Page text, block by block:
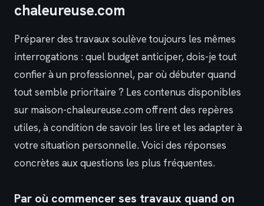
chaleureuse.com
Préparer des travaux soulève toujours les mêmes
interrogations : quel budget anticiper, dois-je tout
confier à un professionnel, par où débuter quand
tout semble prioritaire ? Les contenus disponibles
sur maison-chaleureuse.com offrent des repères
utiles, à condition de savoir les lire et les adapter à
votre situation personnelle. Voici des réponses
concrètes aux questions les plus fréquentes.
Par où commencer ses travaux quand on